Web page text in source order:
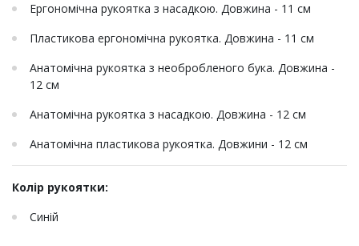
Ергономічна рукоятка з насадкою. Довжина - 11 см
Пластикова ергономічна рукоятка. Довжина - 11 см
Анатомічна рукоятка з необробленого бука. Довжина -
12 см
Анатомічна рукоятка з насадкою. Довжина - 12 см
Анатомічна пластикова рукоятка. Довжини - 12 см
Колір рукоятки:
Синій